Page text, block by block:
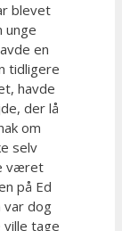
blevet
unge
en
tidligere
havde
der lå
om
selv
været
på Ed
var dog
tage